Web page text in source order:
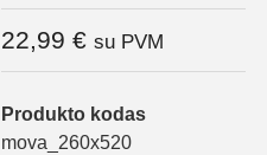
22,99 € su PVM
Produkto kodas
mova_260x520